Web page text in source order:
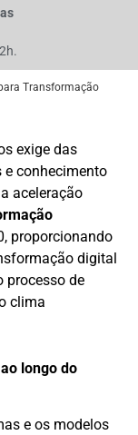
Transformação
exige das
e conhecimento
aceleração
proporcionando
digital
processo de
clima
longo do
e os modelos